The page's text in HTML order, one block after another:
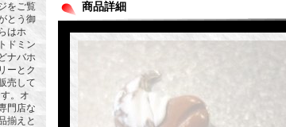
をご覧
とう御
はホ
ドミン
ナバホ
ーとク
売して
。オ
門店な
揃えと
商品詳細